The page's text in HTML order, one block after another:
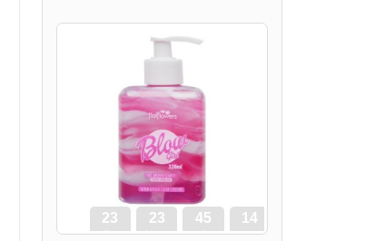
23
dias
23
hora
45
min
13
seg